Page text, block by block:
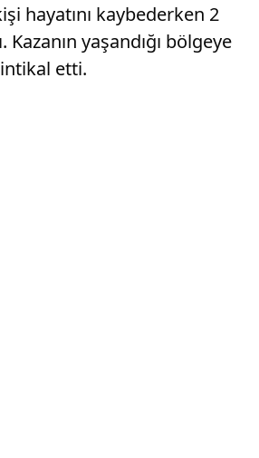
hayatını kaybederken 2
Kazanın yaşandığı bölgeye
etti.